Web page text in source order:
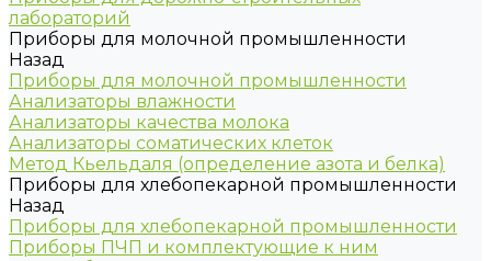
лабораторий
Приборы для молочной промышленности
Назад
Приборы для молочной промышленности
Анализаторы влажности
Анализаторы качества молока
Анализаторы соматических клеток
Метод Кьельдаля (определение азота и белка)
Приборы для хлебопекарной промышленности
Назад
Приборы для хлебопекарной промышленности
Приборы ПЧП и комплектующие к ним